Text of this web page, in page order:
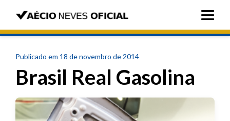
Publicado em 18 de novembro de 2014
Brasil Real Gasolina